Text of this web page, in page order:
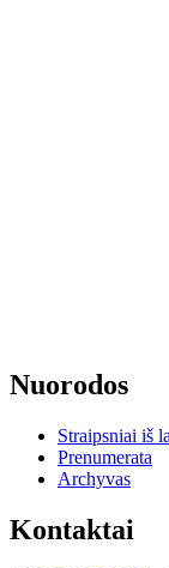
Nuorodos
Straipsniai iš
Prenumerata
Archyvas
Kontaktai